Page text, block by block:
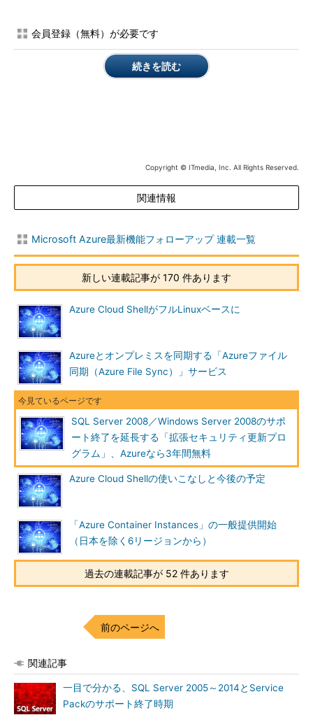
移行準備を支援する専用ポータルサイトも開設済み
Microsoftは今回の発表に合わせて、移行準備を支援するポー
Prepare for SQL Server and Windows Server
［英語］（Microsoft）
画面1
2008／2008 R2の移行支援サイト
筆者紹介
山市 良（やまいち りょう）
岩手県花巻市在住。Microsoft MVP：Cloud and Datacenter
Management（Oct 2008 - Sep 2016）。SIer、IT出版社、中堅
企業のシステム管理者を経て、フリーのテクニカルライター
に。Microsoft製品、テクノロジーを中心に、IT雑誌、Webサイ
トへの記事の寄稿、ドキュメント作成、事例取材などを手掛け
る。個人ブログは『
山市良のえぬなんとかわーるど』。
会員登録（無料）が必要です
続きを読む
Copyright © ITmedia, Inc. All Rights Reserved.
関連情報
Microsoft Azure最新機能フォローアップ 連載一覧
新しい連載記事が 170 件あります
Azure Cloud ShellがフルLinuxベースに
Azureとオンプレミスを同期する「Azureファイル
同期（Azure File Sync）」サービス
SQL Server 2008／Windows Server 2008のサポ
ート終了を延長する「拡張セキュリティ更新プロ
グラム」、Azureなら3年間無料
Azure Cloud Shellの使いこなしと今後の予定
「Azure Container Instances」の一般提供開始
（日本を除く6リージョンから）
過去の連載記事が 52 件あります
前のページへ
関連記事
一目で分かる、SQL Server 2005～2014とService
Packのサポート終了時期